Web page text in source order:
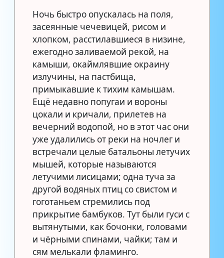
Ночь быстро опускалась на поля,
засеянные чечевицей, рисом и
хлопком, расстилавшиеся в низине,
ежегодно заливаемой рекой, на
камыши, окаймлявшие окраину
излучины, на пастбища,
примыкавшие к тихим камышам.
Ещё недавно попугаи и вороны
цокали и кричали, прилетев на
вечерний водопой, но в этот час они
уже удалились от реки на ночлег и
встречали целые батальоны летучих
мышей, которые называются
летучими лисицами; одна туча за
другой водяных птиц со свистом и
гоготаньем стремились под
прикрытие бамбуков. Тут были гуси с
вытянутыми, как бочонки, головами
и чёрными спинами, чайки; там и
сям мелькали фламинго.